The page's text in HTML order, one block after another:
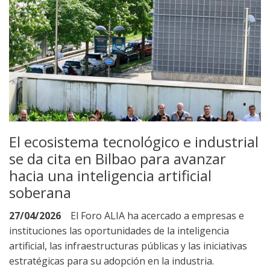
El ecosistema tecnológico e industrial
se da cita en Bilbao para avanzar
hacia una inteligencia artificial
soberana
27/04/2026
El Foro ALIA ha acercado a empresas e
instituciones las oportunidades de la inteligencia
artificial, las infraestructuras públicas y las iniciativas
estratégicas para su adopción en la industria.